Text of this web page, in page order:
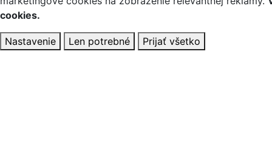
cookies.
Nastavenie Len potrebné Prijať všetko